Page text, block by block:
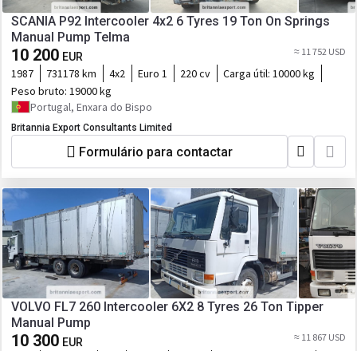
SCANIA P92 Intercooler 4x2 6 Tyres 19 Ton On Springs
Manual Pump Telma
10 200 EUR ≈ 11 752 USD
1987 731178 km 4x2 Euro 1 220 cv Carga útil: 10000 kg
Peso bruto: 19000 kg
Portugal, Enxara do Bispo
Britannia Export Consultants Limited
Formulário para contactar
VOLVO FL7 260 Intercooler 6X2 8 Tyres 26 Ton Tipper
Manual Pump
10 300 EUR ≈ 11 867 USD